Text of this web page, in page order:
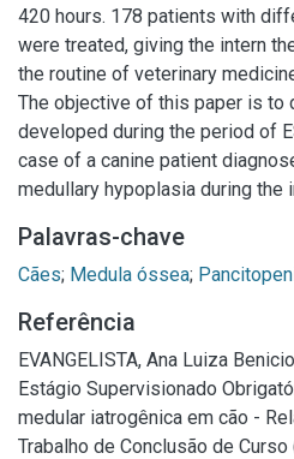
420 hours. 178 patients with
were treated, giving the intern
the routine of veterinary
The objective of this paper is to
developed during the period of
case of a canine patient
medullary hypoplasia during the
Palavras-chave
Cães; Medula óssea;
Referência
EVANGELISTA, Ana Luiza
Estágio Supervisionado
medular iatrogênica em cão -
Trabalho de Conclusão de